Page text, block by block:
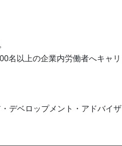
名以上の企業内労働者へキャリ
デベロップメント・アドバイザ